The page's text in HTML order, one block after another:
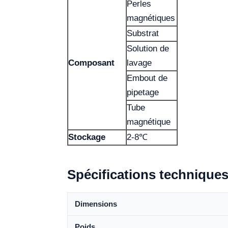
Composant
Perles
magnétiques
Substrat
Solution de
lavage
Embout de
pipetage
Tube
magnétique
Stockage
2-8℃
Spécifications techniques
Dimensions